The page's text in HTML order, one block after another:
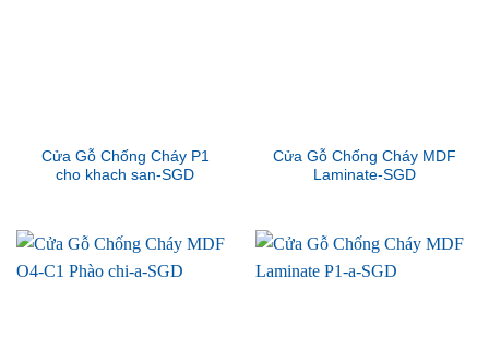
Cửa Gỗ Chống Cháy P1
cho khach san-SGD
Cửa Gỗ Chống Cháy MDF
Laminate-SGD